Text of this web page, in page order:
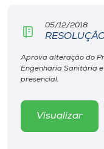
Editora
Rádio
05/12/2018
Aprova alteração do
Engenharia Sanitária
presencial.
Visualizar